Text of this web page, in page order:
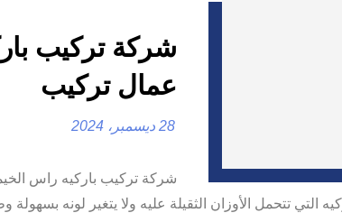
عمال تركيب
28 ديسمبر، 2024
التي تتحمل الأوزان الثقيلة عليه ولا يتغير لونه